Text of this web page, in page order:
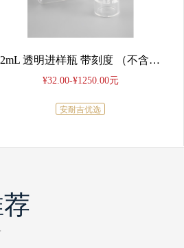
2mL 透明进样瓶 带刻度 （不含盖）
¥32.00-¥1250.00元
安耐吉优选
防线，人人有责。
化工行业的蓝天净土，
中国式现代化大局作出新的更大贡献！